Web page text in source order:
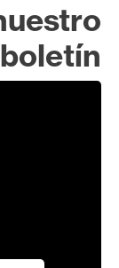
boletín